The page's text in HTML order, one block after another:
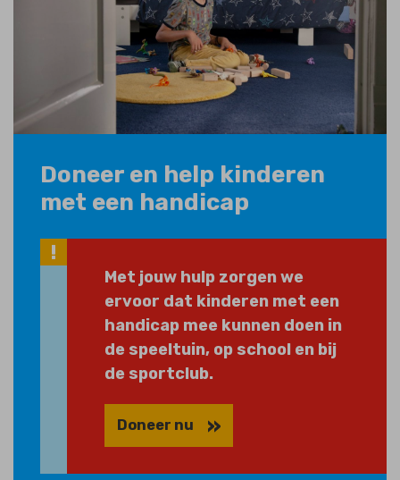
Doneer en help kinderen
met een handicap
Met jouw hulp zorgen we
ervoor dat kinderen met een
handicap mee kunnen doen in
de speeltuin, op school en bij
de sportclub.
Doneer nu